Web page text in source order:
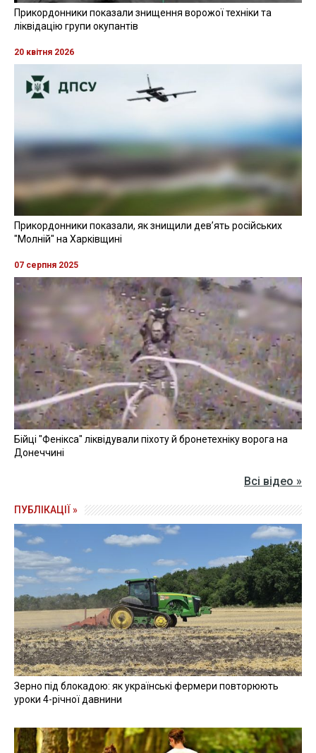
Прикордонники показали знищення ворожої техніки та
ліквідацію групи окупантів
20 квітня 2026
Прикордонники показали, як знищили девʼять російських
"Молній" на Харківщині
07 серпня 2025
Бійці "Фенікса" ліквідували піхоту й бронетехніку ворога на
Донеччині
Всі відео »
ПУБЛІКАЦІЇ »
Зерно під блокадою: як українські фермери повторюють
уроки 4-річної давнини